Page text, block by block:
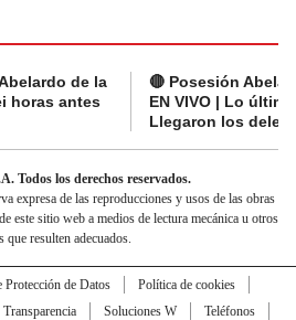
de la
horas antes
🔴 Posesión
EN VIVO | Lo
Llegaron los
Todos los derechos reservados.
expresa de las reproducciones y usos de las obras
este sitio web a medios de lectura mecánica u otros
que resulten adecuados.
Protección de Datos
Política de cookies
Transparencia Soluciones W
Teléfonos